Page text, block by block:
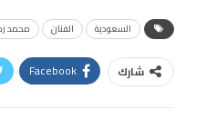
السعودية الفنان محمد
شارك Facebook